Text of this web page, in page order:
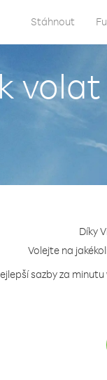
Stáhnout
Díky
Volejte na
sazby za